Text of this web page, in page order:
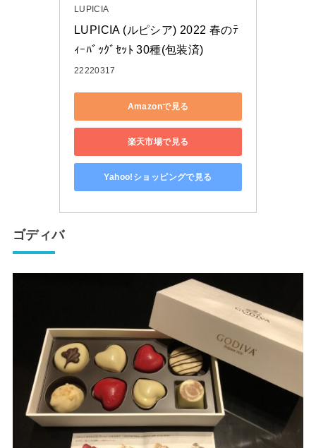
LUPICIA
LUPICIA (ルピシア) 2022 春のﾃ
ｨｰﾊﾞｯｸﾞｾｯﾄ 30種(包装済)
22220317
Amazonで見る
楽天市場で見る
Yahoo!ショッピングで見る
ゴディバ